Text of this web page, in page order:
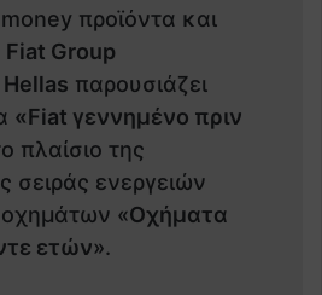
προϊόντα και
Fiat Group
παρουσιάζει
«Fiat γεννημένο πριν
πλαίσιο της
σειράς ενεργειών
«Οχήματα
ετών».